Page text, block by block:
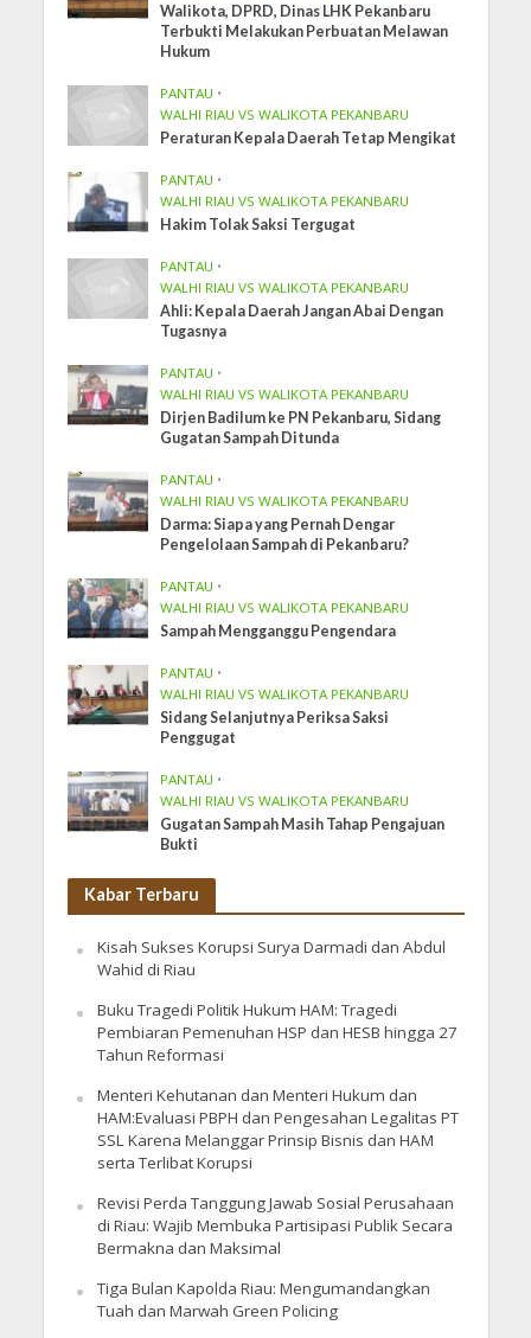
Walikota, DPRD, Dinas LHK Pekanbaru
Terbukti Melakukan Perbuatan Melawan
Hukum
PANTAU •
WALHI RIAU VS WALIKOTA PEKANBARU
Peraturan Kepala Daerah Tetap Mengikat
PANTAU •
WALHI RIAU VS WALIKOTA PEKANBARU
Hakim Tolak Saksi Tergugat
PANTAU •
WALHI RIAU VS WALIKOTA PEKANBARU
Ahli: Kepala Daerah Jangan Abai Dengan
Tugasnya
PANTAU •
WALHI RIAU VS WALIKOTA PEKANBARU
Dirjen Badilum ke PN Pekanbaru, Sidang
Gugatan Sampah Ditunda
PANTAU •
WALHI RIAU VS WALIKOTA PEKANBARU
Darma: Siapa yang Pernah Dengar
Pengelolaan Sampah di Pekanbaru?
PANTAU •
WALHI RIAU VS WALIKOTA PEKANBARU
Sampah Mengganggu Pengendara
PANTAU •
WALHI RIAU VS WALIKOTA PEKANBARU
Sidang Selanjutnya Periksa Saksi
Penggugat
PANTAU •
WALHI RIAU VS WALIKOTA PEKANBARU
Gugatan Sampah Masih Tahap Pengajuan
Bukti
Kabar Terbaru
Kisah Sukses Korupsi Surya Darmadi dan Abdul
Wahid di Riau
Buku Tragedi Politik Hukum HAM: Tragedi
Pembiaran Pemenuhan HSP dan HESB hingga 27
Tahun Reformasi
Menteri Kehutanan dan Menteri Hukum dan
HAM:Evaluasi PBPH dan Pengesahan Legalitas PT
SSL Karena Melanggar Prinsip Bisnis dan HAM
serta Terlibat Korupsi
Revisi Perda Tanggung Jawab Sosial Perusahaan
di Riau: Wajib Membuka Partisipasi Publik Secara
Bermakna dan Maksimal
Tiga Bulan Kapolda Riau: Mengumandangkan
Tuah dan Marwah Green Policing